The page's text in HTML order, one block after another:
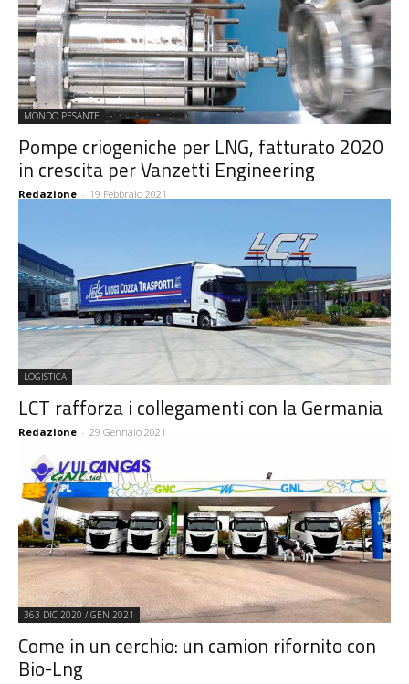
MONDO PESANTE
Pompe criogeniche per LNG, fatturato 2020
in crescita per Vanzetti Engineering
Redazione - 19 Febbraio 2021
LOGISTICA
LCT rafforza i collegamenti con la Germania
Redazione - 29 Gennaio 2021
363 DIC 2020 / GEN 2021
Come in un cerchio: un camion rifornito con
Bio-Lng